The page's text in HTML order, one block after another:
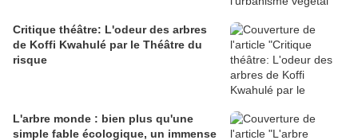
Critique théâtre: L'odeur des arbres
de Koffi Kwahulé par le Théâtre du
risque
L'arbre monde : bien plus qu'une
simple fable écologique, un immense